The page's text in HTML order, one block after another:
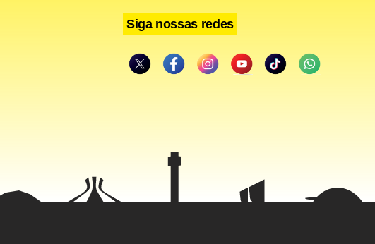
Siga nossas redes